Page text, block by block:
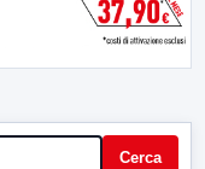
Cerca